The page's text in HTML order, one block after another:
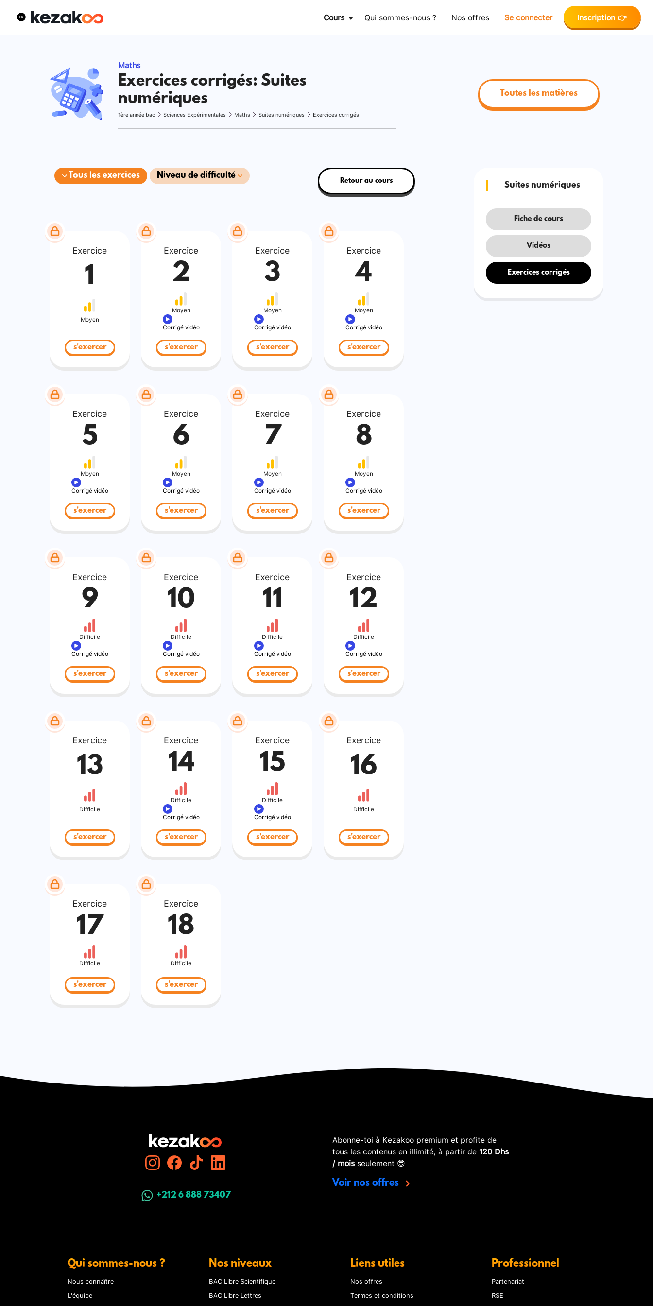
Cours Qui sommes-nous ? Nos offres Se connecter Inscription 👉
Maths
Exercices corrigés: Suites
numériques
1ère année bac Sciences Expérimentales Maths Suites numériques Exercices corrigés
Toutes les matières
Tous les exercices Niveau de difficulté
Retour au cours
Exercice
1
Moyen
s'exercer
Exercice
2
Moyen
Corrigé vidéo
s'exercer
Exercice
3
Moyen
Corrigé vidéo
s'exercer
Exercice
4
Moyen
Corrigé vidéo
s'exercer
Exercice
5
Moyen
Corrigé vidéo
s'exercer
Exercice
6
Moyen
Corrigé vidéo
s'exercer
Exercice
7
Moyen
Corrigé vidéo
s'exercer
Exercice
8
Moyen
Corrigé vidéo
s'exercer
Exercice
9
Difficile
Corrigé vidéo
s'exercer
Exercice
10
Difficile
Corrigé vidéo
s'exercer
Exercice
11
Difficile
Corrigé vidéo
s'exercer
Exercice
12
Difficile
Corrigé vidéo
s'exercer
Exercice
13
Difficile
s'exercer
Exercice
14
Difficile
Corrigé vidéo
s'exercer
Exercice
15
Difficile
Corrigé vidéo
s'exercer
Exercice
16
Difficile
s'exercer
Exercice
17
Difficile
s'exercer
Exercice
18
Difficile
s'exercer
Suites numériques
Fiche de cours
Vidéos
Exercices corrigés
+212 6 888 73407
Abonne-toi à Kezakoo premium et profite de
tous les contenus en illimité, à partir de 120 Dhs
/ moisseulement 😎
Voir nos offres
Qui sommes-nous ?
Nous connaître
L'équipe
Nos niveaux
BAC Libre Scientifique
BAC Libre Lettres
Liens utiles
Nos offres
Termes et conditions
Professionnel
Partenariat
RSE